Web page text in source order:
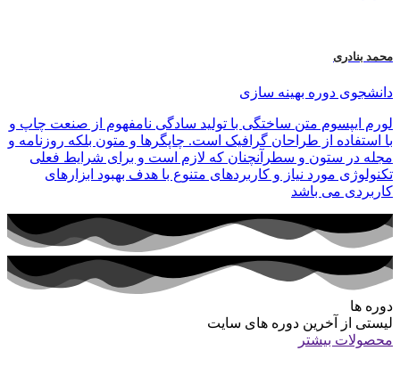
محمد بنادری
دانشجوی دوره بهینه سازی
لورم ایپسوم متن ساختگی با تولید سادگی نامفهوم از صنعت چاپ و
با استفاده از طراحان گرافیک است. چاپگرها و متون بلکه روزنامه و
مجله در ستون و سطرآنچنان که لازم است و برای شرایط فعلی
تکنولوژی مورد نیاز و کاربردهای متنوع با هدف بهبود ابزارهای
کاربردی می باشد
دوره ها
لیستی از آخرین دوره های سایت
محصولات بیشتر